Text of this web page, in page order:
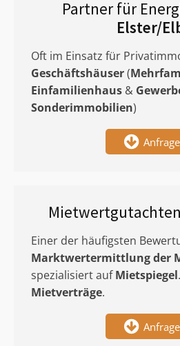
Partner für
Elster/
Oft im Einsatz für
Geschäftshäuser(
Einfamilienhaus &
Sonderimmobilien)
Mietwertgutachten
Einer der häufigsten
Marktwertermittlungder
spezialisiert aufMietspiegel
Mietverträge.